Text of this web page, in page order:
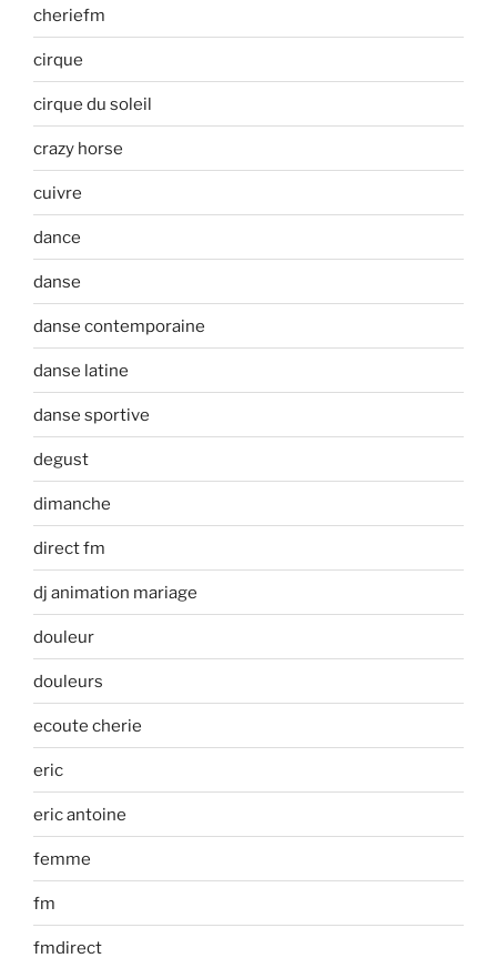
cheriefm
cirque
cirque du soleil
crazy horse
cuivre
dance
danse
danse contemporaine
danse latine
danse sportive
degust
dimanche
direct fm
dj animation mariage
douleur
douleurs
ecoute cherie
eric
eric antoine
femme
fm
fmdirect